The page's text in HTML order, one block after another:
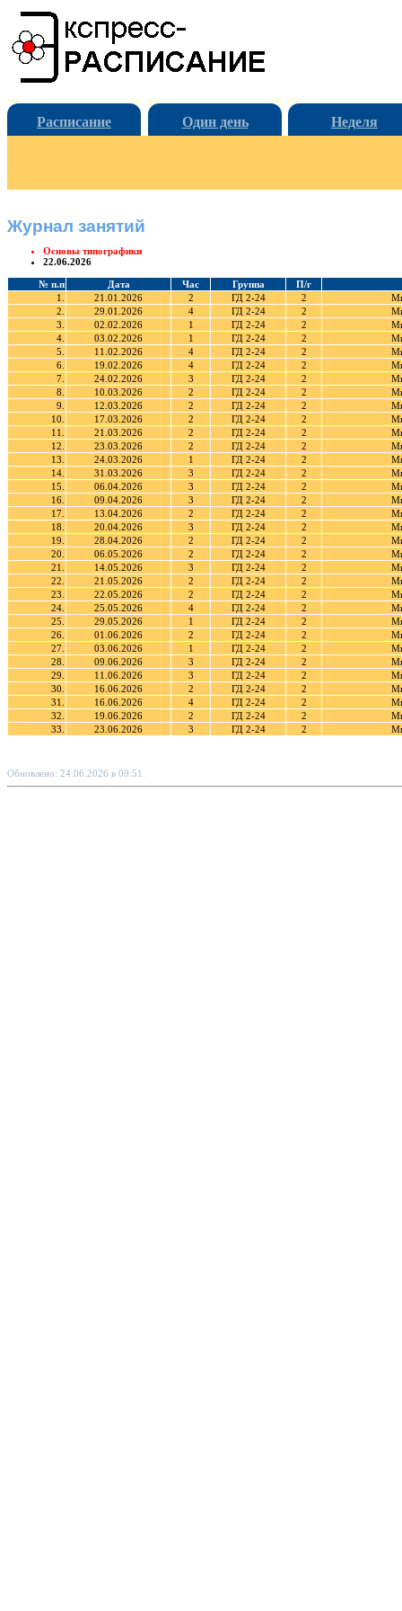
Расписание Один день Неделя
Журнал занятий
Основы типографики
22.06.2026
№ п.п Дата Час Группа
П/г
1.
21.01.2026 2 ГД 2-24 2
2.
29.01.2026 4 ГД 2-24 2
3.
02.02.2026 1 ГД 2-24 2
4.
03.02.2026 1 ГД 2-24 2
5.
11.02.2026 4 ГД 2-24 2
6.
19.02.2026 4 ГД 2-24 2
7.
24.02.2026 3 ГД 2-24 2
8.
10.03.2026 2 ГД 2-24 2
9.
12.03.2026 2 ГД 2-24 2
10.
17.03.2026 2 ГД 2-24 2
11.
21.03.2026 2 ГД 2-24 2
12.
23.03.2026 2 ГД 2-24 2
13.
24.03.2026 1 ГД 2-24 2
14.
31.03.2026 3 ГД 2-24 2
15.
06.04.2026 3 ГД 2-24 2
16.
09.04.2026 3 ГД 2-24 2
17.
13.04.2026 2 ГД 2-24 2
18.
20.04.2026 3 ГД 2-24 2
19.
28.04.2026 2 ГД 2-24 2
20.
06.05.2026 2 ГД 2-24 2
21.
14.05.2026 3 ГД 2-24 2
22.
21.05.2026 2 ГД 2-24 2
23.
22.05.2026 2 ГД 2-24 2
24.
25.05.2026 4 ГД 2-24 2
25.
29.05.2026 1 ГД 2-24 2
26.
01.06.2026 2 ГД 2-24 2
27.
03.06.2026 1 ГД 2-24 2
28.
09.06.2026 3 ГД 2-24 2
29.
11.06.2026 3 ГД 2-24 2
30.
16.06.2026 2 ГД 2-24 2
31.
16.06.2026 4 ГД 2-24 2
32.
19.06.2026 2 ГД 2-24 2
33.
23.06.2026 3 ГД 2-24 2
Обновлено: 24.06.2026 в 09:51.